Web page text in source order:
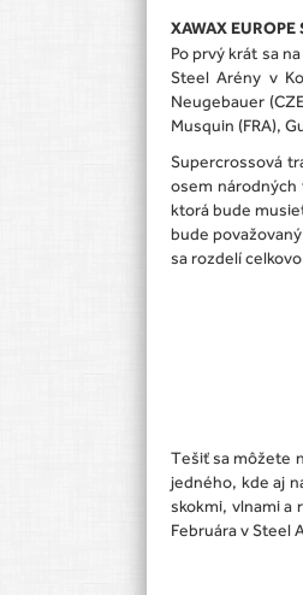
XAWAX EUROPE
Po prvý krát sa
Steel Arény v
Neugebauer
Musquin (FRA),
Supercrossová
osem národných
ktorá bude
bude
sa rozdelí
Tešiť sa môžete
jedného, kde aj
skokmi, vlnami a
Februára v Steel